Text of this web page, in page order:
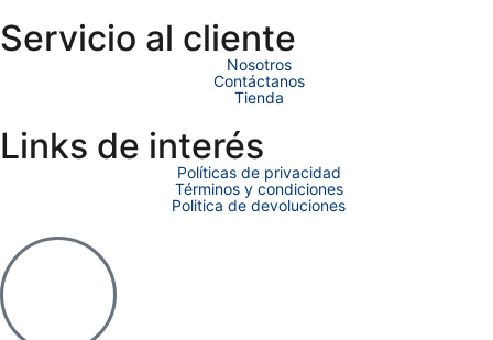
Servicio al cliente
Nosotros
Contáctanos
Tienda
Links de interés
Políticas de privacidad
Términos y condiciones
Politica de devoluciones